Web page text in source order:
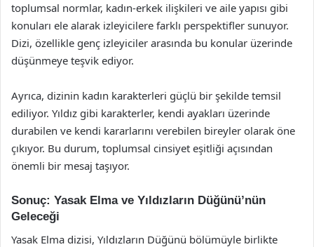
toplumsal normlar, kadın-erkek ilişkileri ve aile yapısı gibi
konuları ele alarak izleyicilere farklı perspektifler sunuyor.
Dizi, özellikle genç izleyiciler arasında bu konular üzerinde
düşünmeye teşvik ediyor.
Ayrıca, dizinin kadın karakterleri güçlü bir şekilde temsil
ediliyor. Yıldız gibi karakterler, kendi ayakları üzerinde
durabilen ve kendi kararlarını verebilen bireyler olarak öne
çıkıyor. Bu durum, toplumsal cinsiyet eşitliği açısından
önemli bir mesaj taşıyor.
Sonuç: Yasak Elma ve Yıldızların Düğünü’nün
Geleceği
Yasak Elma dizisi, Yıldızların Düğünü bölümüyle birlikte